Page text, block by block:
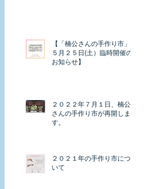
【「楠公さんの手作り市」
５月２５日(土）臨時開催の
お知らせ】
２０２２年７月１日、楠公
さんの手作り市が再開しま
す。
２０２１年の手作り市につ
いて